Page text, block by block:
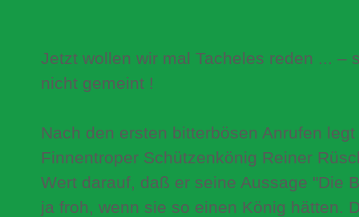
Jetzt wollen wir mal Tacheles reden ... –
nicht gemeint !
Nach den ersten bitterbösen Anrufen
Finnentroper Schützenkönig Reiner
Wert darauf, daß er seine Aussage "Die
ja froh, wenn sie so einen König hätten.